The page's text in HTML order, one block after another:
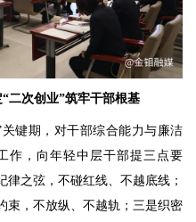
二次创业”筑牢干部根基
键期，对干部综合能力与廉洁
作，向年轻中层干部提三点要
律之弦，不碰红线、不越底线；
束，不放纵、不越轨；三是织密